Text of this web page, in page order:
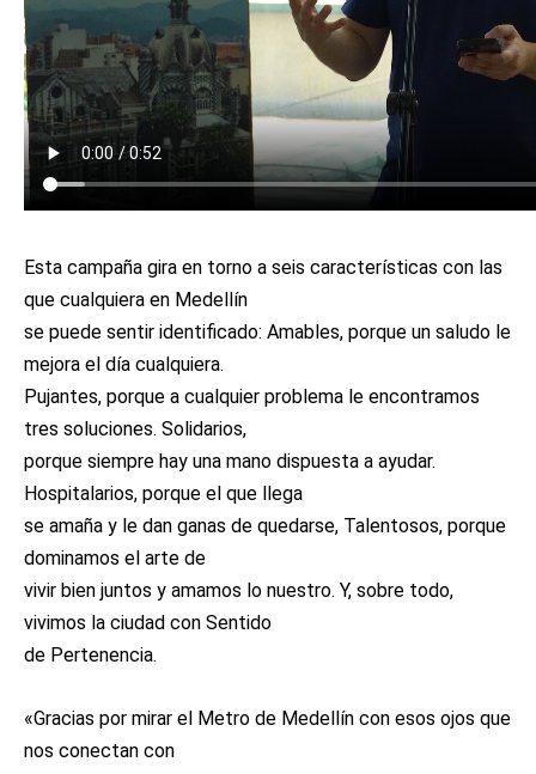
Esta campaña gira en torno a seis características con las
que cualquiera en Medellín
se puede sentir identificado: Amables, porque un saludo le
mejora el día cualquiera.
Pujantes, porque a cualquier problema le encontramos
tres soluciones. Solidarios,
porque siempre hay una mano dispuesta a ayudar.
Hospitalarios, porque el que llega
se amaña y le dan ganas de quedarse, Talentosos, porque
dominamos el arte de
vivir bien juntos y amamos lo nuestro. Y, sobre todo,
vivimos la ciudad con Sentido
de Pertenencia.
«Gracias por mirar el Metro de Medellín con esos ojos que
nos conectan con